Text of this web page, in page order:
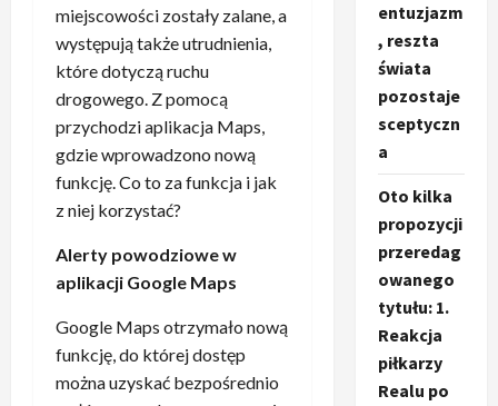
miejscowości zostały zalane, a
występują także utrudnienia,
które dotyczą ruchu
drogowego. Z pomocą
przychodzi aplikacja Maps,
gdzie wprowadzono nową
funkcję. Co to za funkcja i jak
z niej korzystać?
Alerty powodziowe w
aplikacji Google Maps
Google Maps otrzymało nową
funkcję, do której dostęp
można uzyskać bezpośrednio
entuzjazm
, reszta
świata
pozostaje
sceptyczn
a
Oto kilka
propozycji
przeredag
owanego
tytułu: 1.
Reakcja
piłkarzy
Realu po